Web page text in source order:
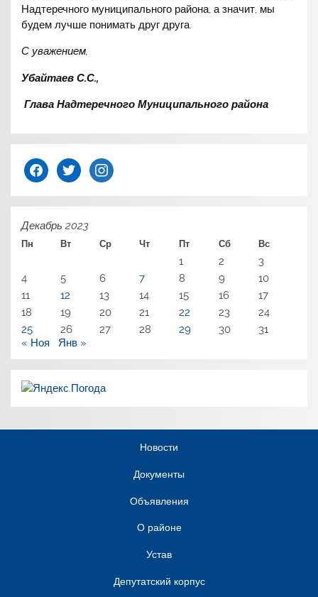
Надтеречного муниципального района, а значит, мы
будем лучше понимать друг друга.
С уважением,
Убайтаев С.С.,
Глава Надтеречного Муниципального района
facebooktwitter instagram
Декабрь 2023
Пн Вт Ср Чт Пт Сб Вс
1 2
3
4
5 6 7 8 9
10
11
12 13 14 15 16
17
18
19 20 21 22 23
24
25
26 27 28 29 30
31
« Ноя
Янв »
Новости
Документы
Объявления
О районе
Устав
Депутатский корпус